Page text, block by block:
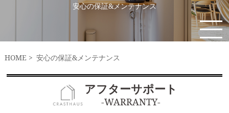
安心の保証&メンテナンス
HOME 安心の保証&メンテナンス
アフターサポート
-WARRANTY-